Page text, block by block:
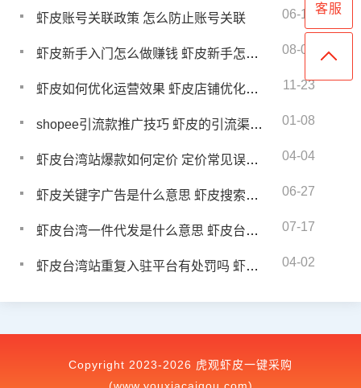
虾皮账号关联政策 怎么防止账号关联 06-16
虾皮新手入门怎么做赚钱 虾皮新手怎样才能出单 08-02
虾皮如何优化运营效果 虾皮店铺优化反思 11-23
shopee引流款推广技巧 虾皮的引流渠道有哪些 01-08
虾皮台湾站爆款如何定价 定价常见误区有哪些 04-04
虾皮关键字广告是什么意思 虾皮搜索引擎广告标准介绍 06-27
虾皮台湾一件代发是什么意思 虾皮台湾一件代发有什么优势 07-17
虾皮台湾站重复入驻平台有处罚吗 虾皮台湾站重复入驻如何解决 04-02
Copyright 2023-2026 虎观虾皮一键采购
客服